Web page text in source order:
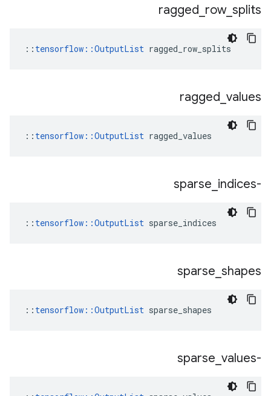
ragged row_ splits
:: tensorflow::OutputList ragged_row_splits
ragged values
:: tensorflow::OutputList ragged_values
-sparse
indices
:: tensorflow::OutputList sparse_indices
sparse shapes
:: tensorflow::OutputList sparse_shapes
-sparse
values